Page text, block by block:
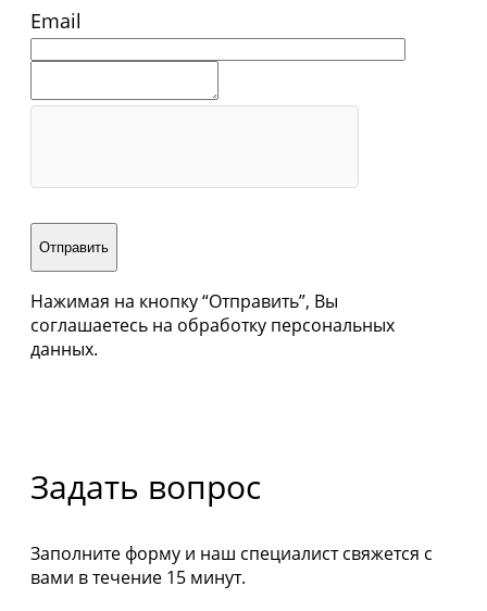
Email
Отправить
Нажимая на кнопку “Отправить”, Вы
соглашаетесь на обработку персональных
данных.
Задать вопрос
Заполните форму и наш специалист свяжется с
вами в течение 15 минут.